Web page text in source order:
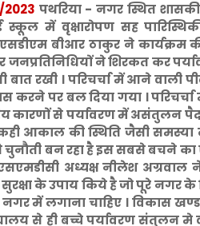
2023 पथरिया - नगर स्थित
में वृक्षारोपण सह
बीआर ठाकुर ने कार्यक्रम
जनप्रतिनिधियों ने शिरकत कर
बात रखी । परिचर्चा में आने वाली
करने पर बल दिया गया ।
कारणों से पर्यावरण में असंतुलन
आकाल की स्थिति जैसी समस्या
चुनौती बन रहा है इस सबसे बचने का
अध्यक्ष नीलेश अग्रवाल ने
के उपाय किये है जो पूरे नगर के
में लगाना चाहिए । विकास खण्ड
से ही बच्चे पर्यावरण